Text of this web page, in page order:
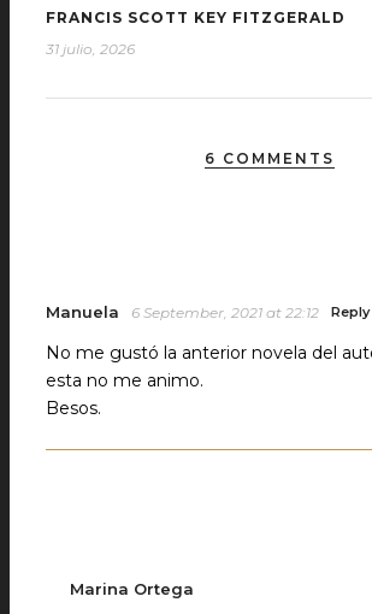
FRANCIS SCOTT KEY FITZGERALD
31 julio, 2026
6 COMMENTS
Manuela 6 September, 2021 at 22:12 Reply
No me gustó la anterior novela del
esta no me animo.
Besos.
Marina Ortega